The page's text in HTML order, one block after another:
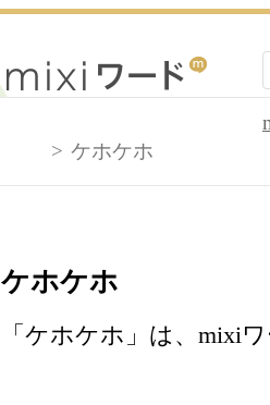
ケホケホ
ケホケホ
「ケホケホ」は、mixi